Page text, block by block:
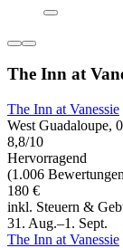
The Inn at
The Inn at Vanessie
West Guadaloupe,
8,8/10
Hervorragend
(1.006
180 €
inkl. Steuern &
31. Aug.–1. Sept.
The Inn at Vanessie